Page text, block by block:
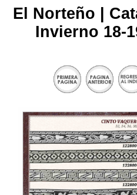
El Norteño |
Invierno 18-